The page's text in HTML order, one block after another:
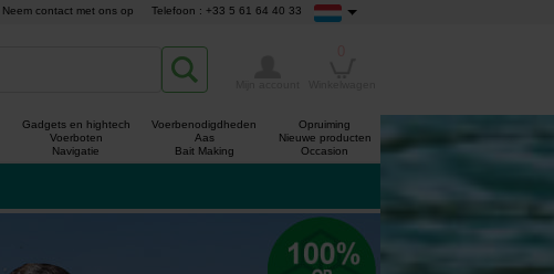
Neem contact met ons op Telefoon : +33 5 61 64 40 33
Gadgets en hightech
Voerboten
Navigatie
Voerbenodigdheden
Aas
Bait Making
Opruiming
Nieuwe producten
Occasion